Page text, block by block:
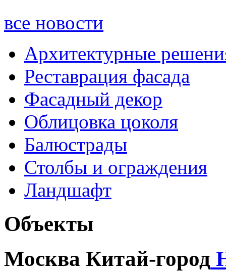
все новости
Архитектурные
Реставрация фасада
Фасадный декор
Облицовка цоколя
Балюстрады
Столбы и ограждения
Ландшафт
Объекты
Москва Китай-город